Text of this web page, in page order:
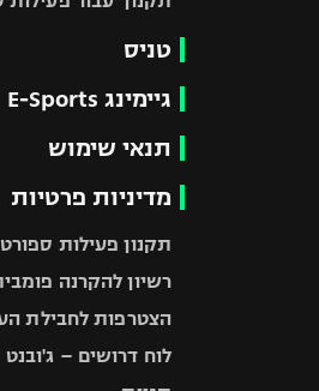
טניס
גיימינג E-Sports
תנאי שימוש
מדיניות פרטיות
תקנון פעילות ספורט 1
רשיון להקרנה
הצטרפות לחבילת
לוח דרושים – ג'ובנט